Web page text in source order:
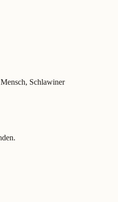
Mensch, Schlawiner
Schlawiner